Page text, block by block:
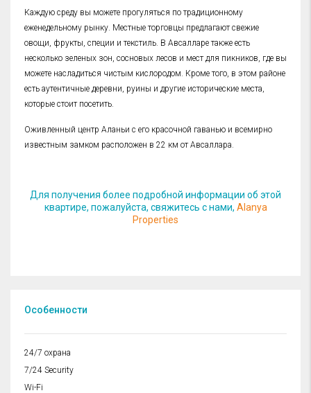
Каждую среду вы можете прогуляться по традиционному
еженедельному рынку. Местные торговцы предлагают свежие
овощи, фрукты, специи и текстиль. В Авсалларе также есть
несколько зеленых зон, сосновых лесов и мест для пикников, где вы
можете насладиться чистым кислородом. Кроме того, в этом районе
есть аутентичные деревни, руины и другие исторические места,
которые стоит посетить.
Оживленный центр Аланьи с его красочной гаванью и всемирно
известным замком расположен в 22 км от Авсаллара.
Для получения более подробной информации об этой
квартире, пожалуйста, свяжитесь с нами, Alanya
Properties
Особенности
24/7 охрана
7/24 Security
Wi-Fi